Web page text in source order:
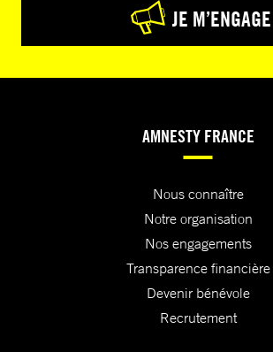
JE M’ENGAGE
AMNESTY FRANCE
Nous connaître
Notre organisation
Nos engagements
Transparence financière
Devenir bénévole
Recrutement